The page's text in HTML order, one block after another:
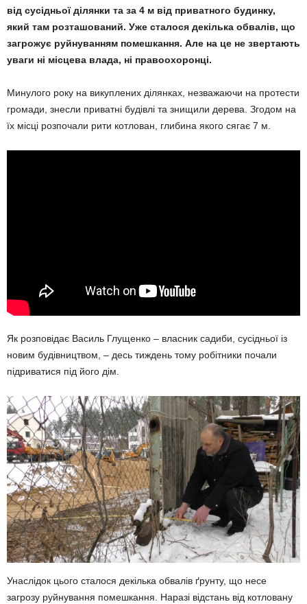
від сусідньої ділянки та за 4 м від приватного будинку,
який там розташований. Уже сталося декілька обвалів, що
загрожує руйнуванням помешкання. Але на це не звертають
уваги ні місцева влада, ні правоохоронці.
Минулого року на викуплених ділянках, незважаючи на протести
громади, знесли приватні будівлі та знищили дерева. Згодом на
їх місці розпочали рити котлован, глибина якого сягає 7 м.
Як розповідає Василь Глущенко – власник садиби, сусідньої із
новим будівництвом, – десь тиждень тому робітники почали
підриватися під його дім.
Унаслідок цього сталося декілька обвалів ґрунту, що несе
загрозу руйнування помешкання. Наразі відстань від котловану